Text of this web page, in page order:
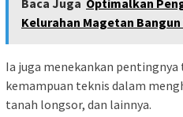
Kelurahan Magetan Bangun
Ia juga menekankan pentingnya
kemampuan teknis dalam
tanah longsor, dan lainnya.